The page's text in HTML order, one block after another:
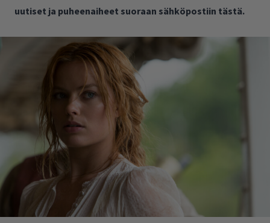
uutiset ja puheenaiheet suoraan sähköpostiin tästä.